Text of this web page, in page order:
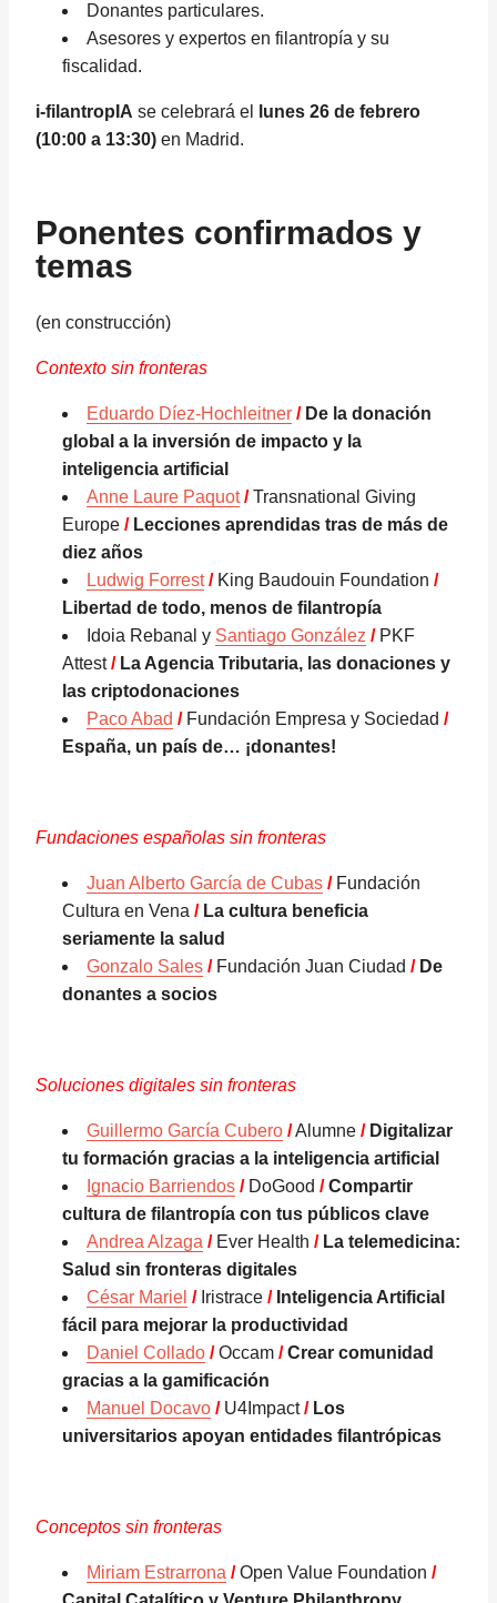
Donantes particulares.
Asesores y expertos en filantropía y su
fiscalidad.
i-filantropIA se celebrará el
lunes 26 de febrero
(10:00 a 13:30) en Madrid.
Ponentes confirmados y
temas
(en construcción)
Contexto sin fronteras
Eduardo Díez-Hochleitner / De la donación
global a la inversión de impacto y la
inteligencia artificial
Anne Laure Paquot /Transnational Giving
Europe / Lecciones aprendidas tras de más de
diez años
Ludwig Forrest/ King Baudouin Foundation /
Libertad de todo, menos de filantropía
Idoia Rebanal y Santiago González /PKF
Attest/ La Agencia Tributaria, las donaciones y
las criptodonaciones
Paco Abad /Fundación Empresa y Sociedad /
España, un país de… ¡donantes!
Fundaciones españolas sin fronteras
Juan Alberto García de Cubas /Fundación
Cultura en Vena / La cultura beneficia
seriamente la salud
Gonzalo Sales / Fundación Juan Ciudad / De
donantes a socios
Soluciones digitales sin fronteras
Guillermo García Cubero /Alumne / Digitalizar
tu formación gracias a la inteligencia artificial
Ignacio Barriendos /DoGood / Compartir
cultura de filantropía con tus públicos clave
Andrea Alzaga /Ever Health / La telemedicina:
Salud sin fronteras digitales
César Mariel /Iristrace / Inteligencia Artificial
fácil para mejorar la productividad
Daniel Collado /Occam / Crear comunidad
gracias a la gamificación
Manuel Docavo /U4Impact/ Los
universitarios apoyan entidades filantrópicas
Conceptos sin fronteras
Miriam Estrarrona /Open Value Foundation /